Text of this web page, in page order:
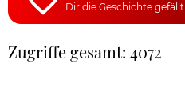
Dir die Geschichte gefällt
Zugriffe gesamt: 4072